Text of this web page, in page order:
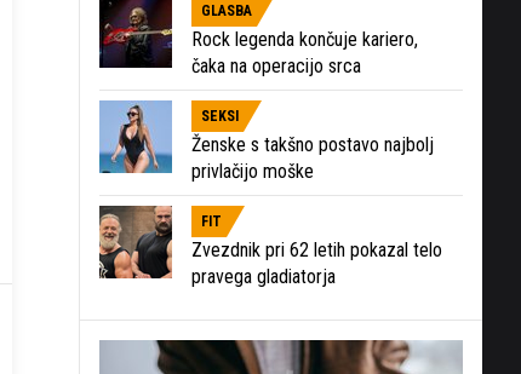
GLASBA
Rock legenda končuje kariero,
čaka na operacijo srca
SEKSI
Ženske s takšno postavo najbolj
privlačijo moške
FIT
Zvezdnik pri 62 letih pokazal telo
pravega gladiatorja